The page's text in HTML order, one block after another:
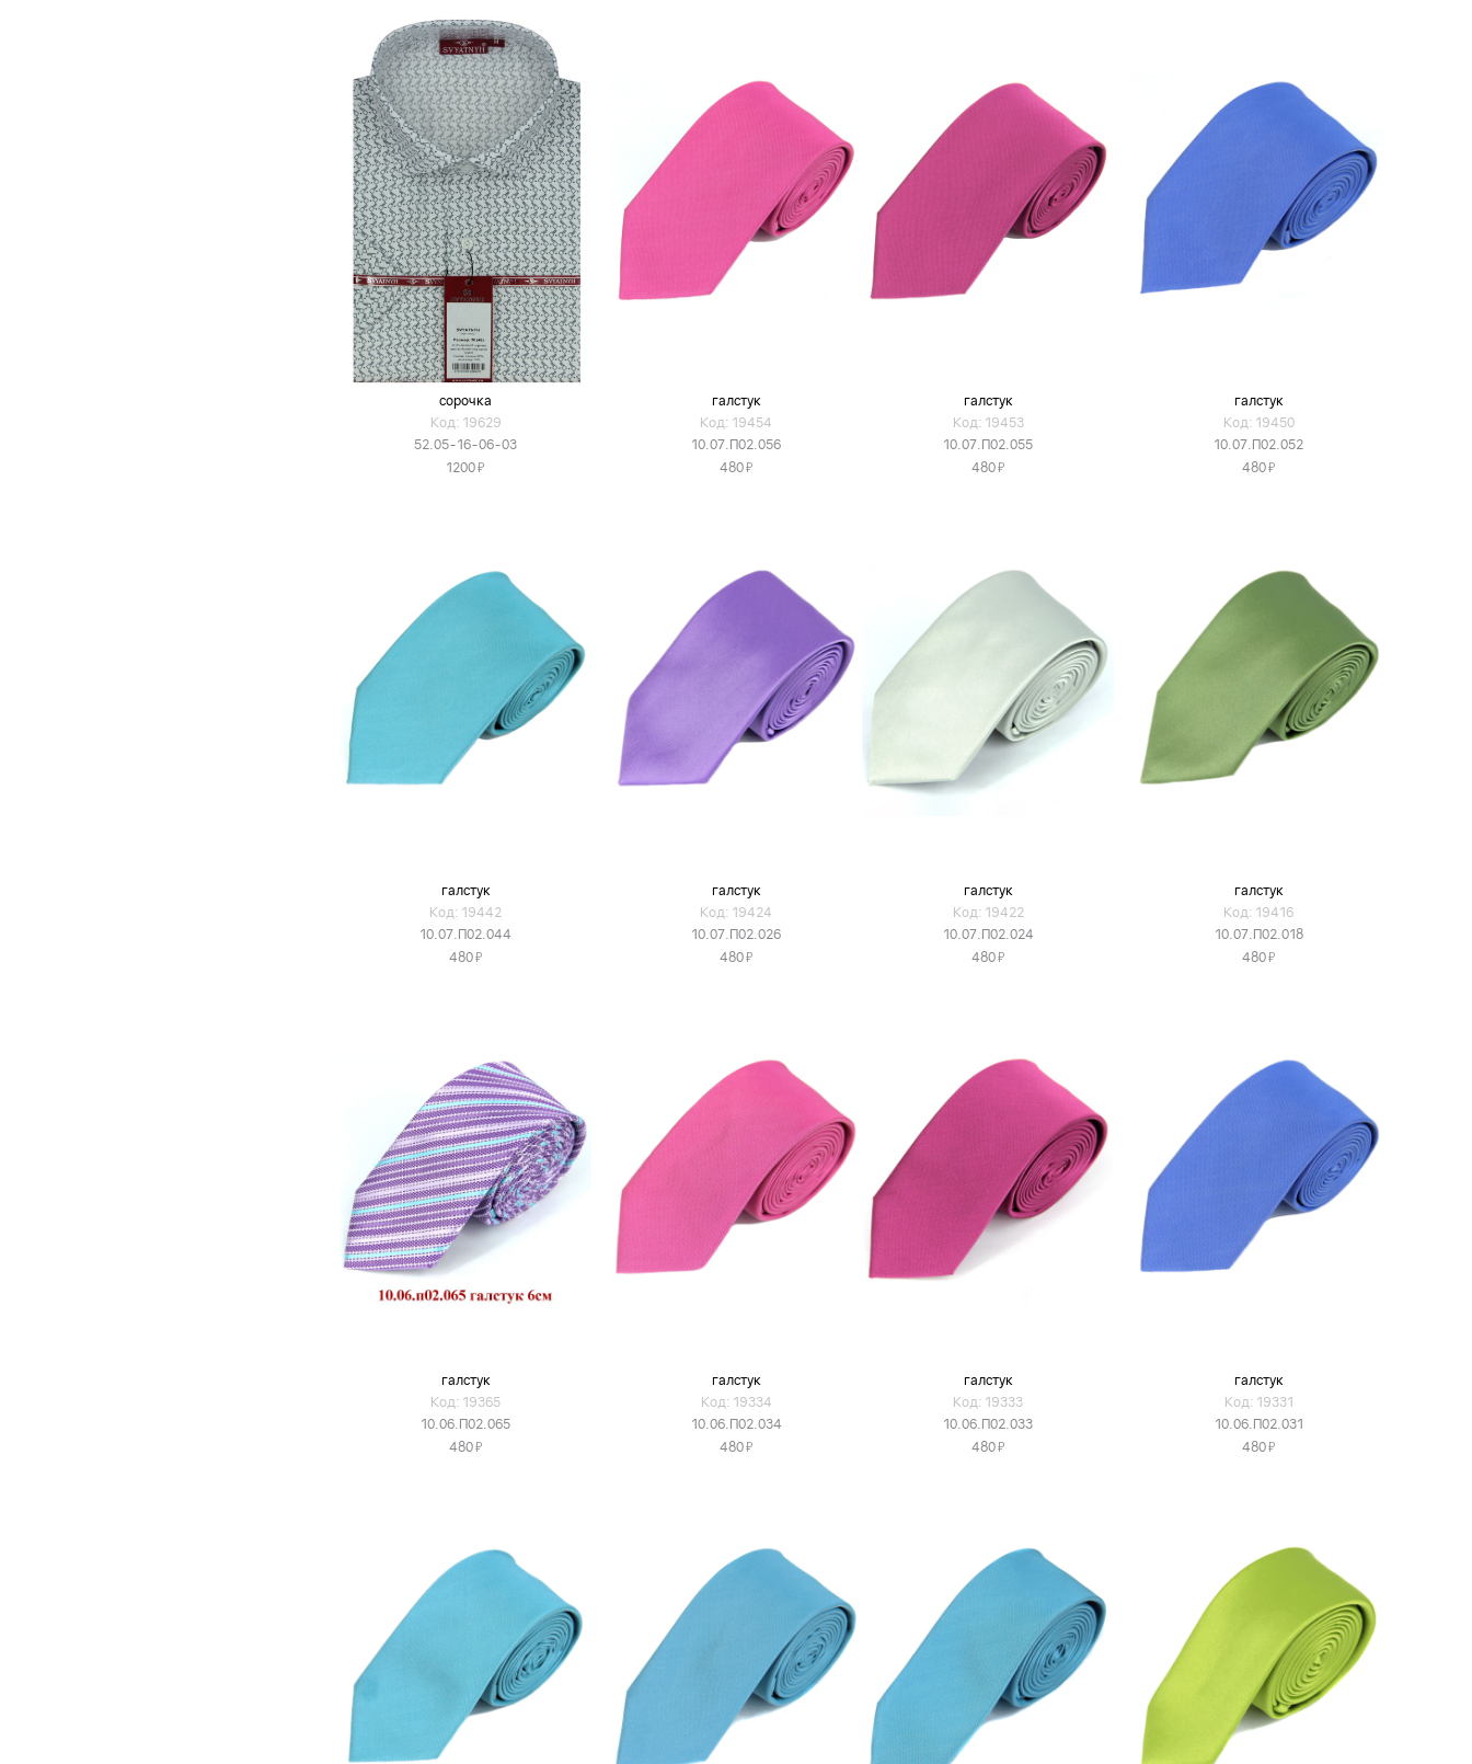
сорочка
Код: 19629
52.05-16-06-03
1200Я
галстук
Код: 19454
10.07.П02.056
480Я
галстук
Код: 19453
10.07.П02.055
480Я
галстук
Код: 19450
10.07.П02.052
480Я
галстук
Код: 19442
10.07.П02.044
480Я
галстук
Код: 19424
10.07.П02.026
480Я
галстук
Код: 19422
10.07.П02.024
480Я
галстук
Код: 19416
10.07.П02.018
480Я
галстук
Код: 19365
10.06.П02.065
480Я
галстук
Код: 19334
10.06.П02.034
480Я
галстук
Код: 19333
10.06.П02.033
480Я
галстук
Код: 19331
10.06.П02.031
480Я